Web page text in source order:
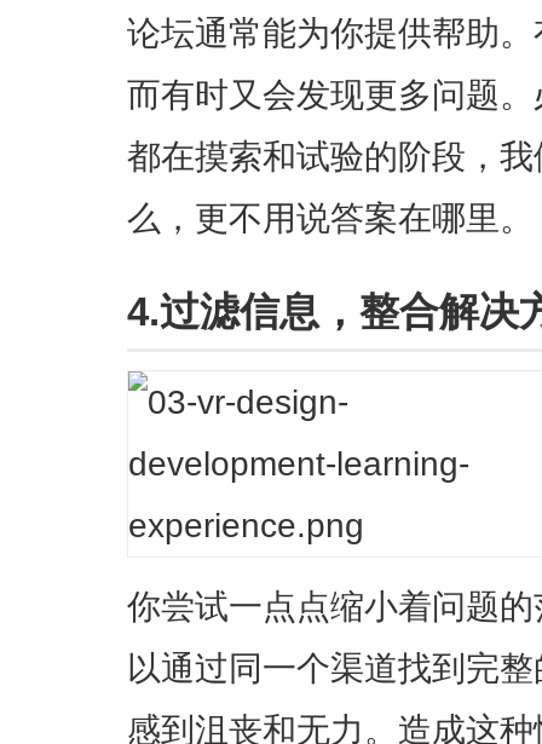
论坛通常能为你提供帮助
而有时又会发现更多问题
都在摸索和试验的阶段，
么，更不用说答案在哪里。
4.过滤信息，整合解决
你尝试一点点缩小着问题
以通过同一个渠道找到完
感到沮丧和无力。造成这